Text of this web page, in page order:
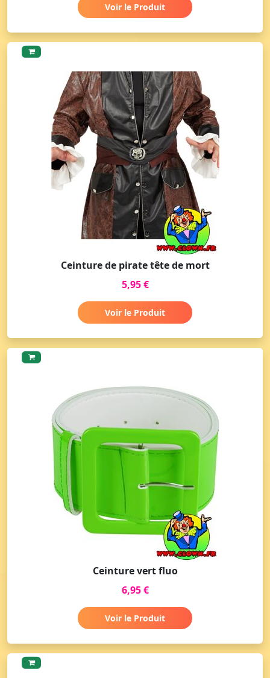
Voir le Produit
Ceinture de pirate tête de mort
5,95 €
Voir le Produit
Ceinture vert fluo
6,95 €
Voir le Produit